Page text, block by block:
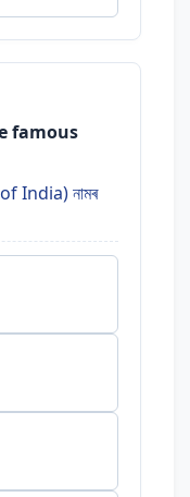
famous
India) নামৰ